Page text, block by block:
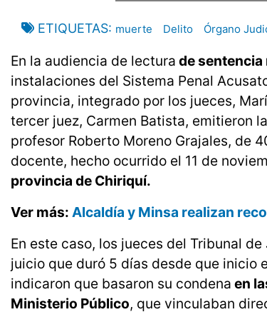
ETIQUETAS muerte Delito Órgano
En la audiencia de lectura de sentencia
instalaciones del Sistema Penal
provincia, integrado por los jueces,
tercer juez, Carmen Batista, emitieron
profesor Roberto Moreno Grajales, de
docente, hecho ocurrido el 11 de
provincia de Chiriquí.
Ver más: Alcaldía y Minsa realizan
En este caso, los jueces del Tribunal
juicio que duró 5 días desde que inicio
indicaron que basaron su condena en
Ministerio Público, que vinculaban